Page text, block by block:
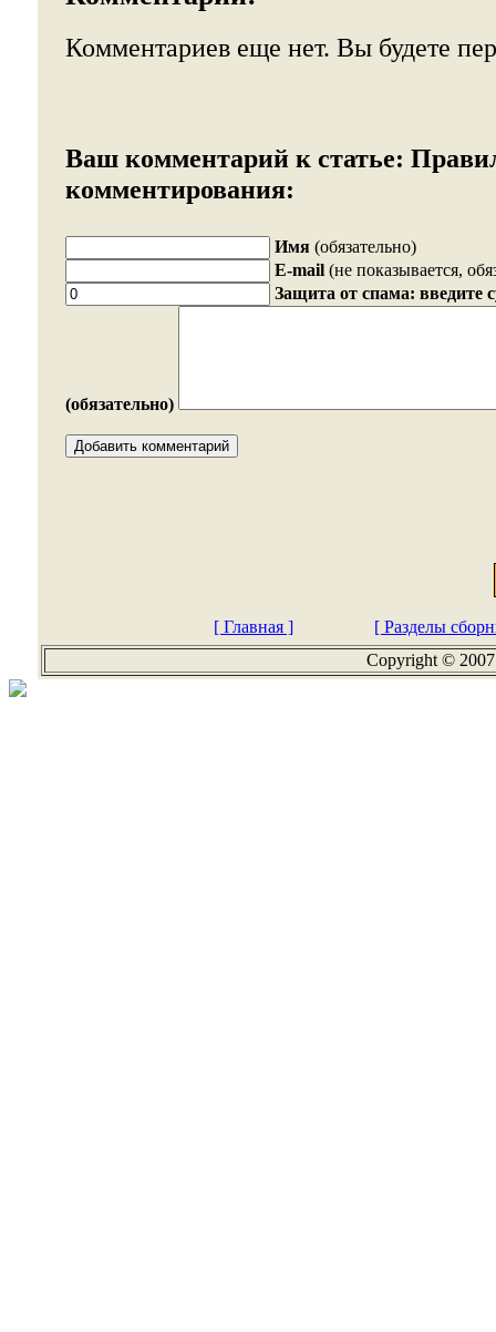
Комментариев еще нет. Вы будете
Ваш комментарий к статье:
комментирования:
Имя (обязательно)
E-mail (не показывается,
Защита от спама: введите
(обязательно)
[ Главная ]
[ Разделы
Copyright ©